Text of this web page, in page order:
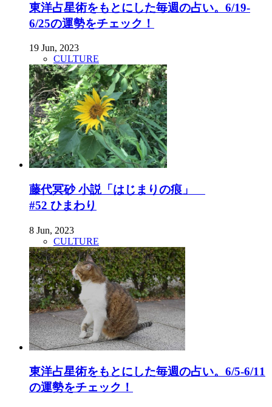
東洋占星術をもとにした毎週の占い。6/19-
6/25の運勢をチェック！
19 Jun, 2023
CULTURE
藤代冥砂 小説「はじまりの痕」
#52 ひまわり
8 Jun, 2023
CULTURE
東洋占星術をもとにした毎週の占い。6/5-6/11
の運勢をチェック！